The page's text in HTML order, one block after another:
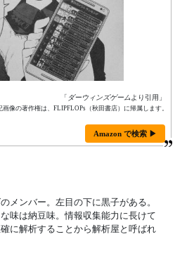
「 ダーウィンズゲーム より引用」
画像の著作権は、FLIPFLOPs（秋田書店）に帰属します。
Amazon で検索 ▶
メンバー。左目の下に黒子がある。
味は納豆味。情報収集能力に長けて
に解析することから解析屋と呼ばれ